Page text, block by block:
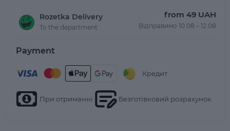
Rozetka Delivery
To the department
from 49 UAH
Відправимо 10.08 – 12.08
Payment
Кредит
При отриманні Безготівковий розрахунок